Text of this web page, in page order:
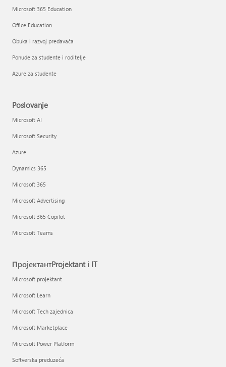
Microsoft 365 Education
Office Education
Obuka i razvoj predavača
Ponude za studente i roditelje
Azure za studente
Poslovanje
Microsoft AI
Microsoft Security
Azure
Dynamics 365
Microsoft 365
Microsoft Advertising
Microsoft 365 Copilot
Microsoft Teams
ПројектантProjektant i IT
Microsoft projektant
Microsoft Learn
Microsoft Tech zajednica
Microsoft Marketplace
Microsoft Power Platform
Softverska preduzeća